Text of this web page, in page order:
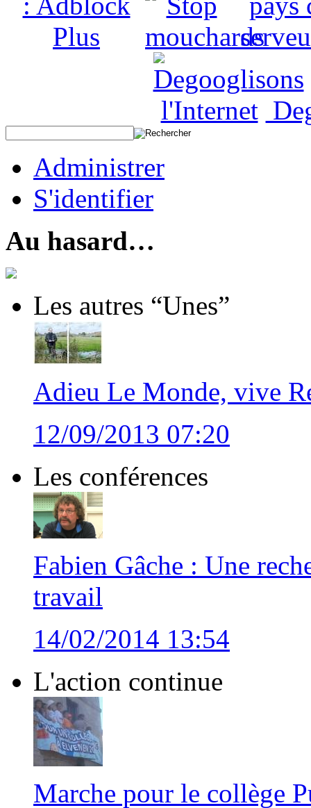
Administrer
S'identifier
Au hasard…
Les autres “Unes”
Adieu Le Monde, vive
12/09/2013 07:20
Les conférences
Fabien Gâche : Une
travail
14/02/2014 13:54
L'action continue
Marche pour le collège